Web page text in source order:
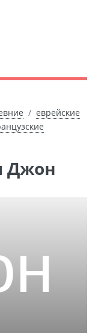
еврейские
Джон